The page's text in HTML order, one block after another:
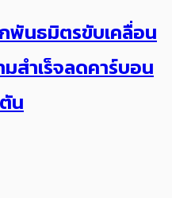
พันธมิตรขับเคลื่อน
สำเร็จ​ลดคาร์บอน
น